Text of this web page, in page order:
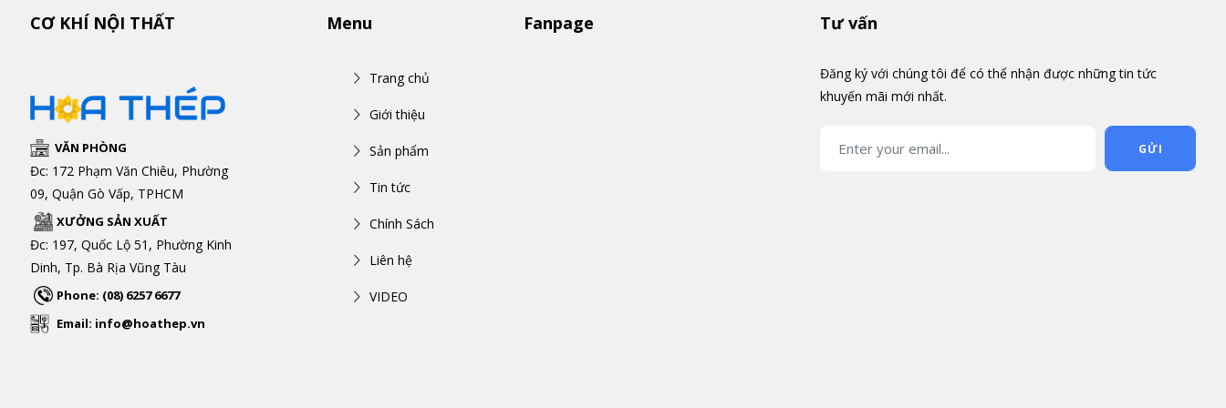
CƠ KHÍ NỘI THẤT
VĂN PHÒNG
Đc: 172 Phạm Văn Chiêu, Phường
09, Quận Gò Vấp, TPHCM
XƯỞNG SẢN XUẤT
Đc: 197, Quốc Lộ 51, Phường Kinh
Dinh, Tp. Bà Rịa Vũng Tàu
Phone: (08) 6257 6677
Email: info@hoathep.vn
Menu
Trang chủ
Giới thiệu
Sản phẩm
Tin tức
Chính Sách
Liên hệ
VIDEO
Fanpage Tư vấn
Đăng ký với chúng tôi để có thể nhận được những tin tức
khuyến mãi mới nhất.
GỬI